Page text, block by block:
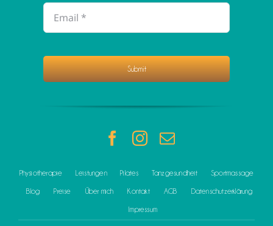
Submit
Physiotherapie Leistungen Pilates Tanzgesundheit Sportmassage
Blog Preise Über mich Kontakt AGB Datenschutzerklärung
Impressum